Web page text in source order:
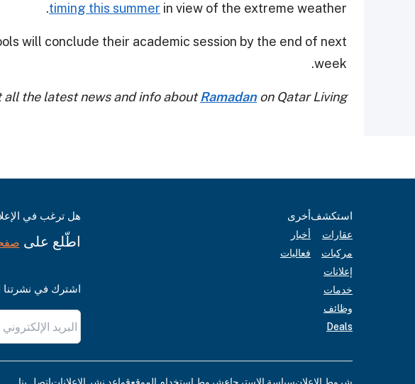
timing this summer in view of the extreme weather.
will conclude their academic session by the end of next
week.
all the latest news and info aboutRamadan on Qatar Living.
استكشف
عقارات
مركبات
إعلانات
خدمات
وظائف
Deals
أخرى
أخبار
فعاليات
هل ترغب في
اطّلع على
اشترك في نشرتنا